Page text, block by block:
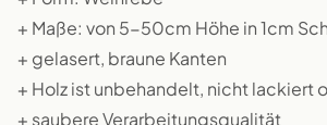
+ Maße: von 5-50cm Höhe in 1cm
+ gelasert, braune Kanten
+ Holz ist unbehandelt, nicht lackiert
+ saubere Verarbeitungsqualität